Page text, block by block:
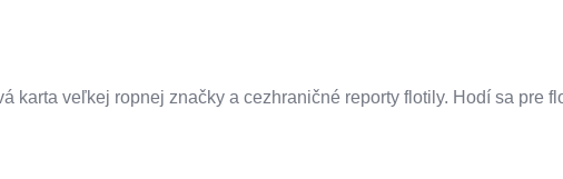
karta veľkej ropnej značky a cezhraničné reporty flotily. Hodí sa pre